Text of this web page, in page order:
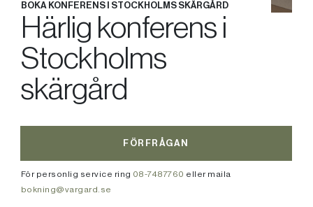
BOKA KONFERENS I STOCKHOLMS SKÄRGÅRD
Härlig konferens i
Stockholms
skärgård
FÖRFRÅGAN
För personlig service ring 08-7487760 eller maila
bokning@vargard.se